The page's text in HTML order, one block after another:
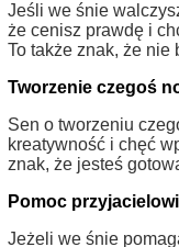
Jeśli we śnie
że cenisz prawdę i
To także znak, że nie
Tworzenie czegoś
Sen o tworzeniu
kreatywność i chęć
znak, że jesteś
Pomoc przyjacielowi
Jeżeli we śnie